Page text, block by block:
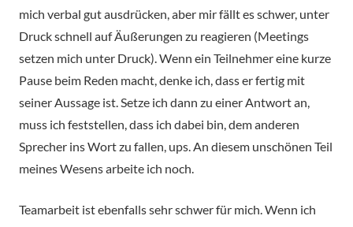
mich verbal gut ausdrücken, aber mir fällt es schwer, unter
Druck schnell auf Äußerungen zu reagieren (Meetings
setzen mich unter Druck). Wenn ein Teilnehmer eine kurze
Pause beim Reden macht, denke ich, dass er fertig mit
seiner Aussage ist. Setze ich dann zu einer Antwort an,
muss ich feststellen, dass ich dabei bin, dem anderen
Sprecher ins Wort zu fallen, ups. An diesem unschönen Teil
meines Wesens arbeite ich noch.
Teamarbeit ist ebenfalls sehr schwer für mich. Wenn ich